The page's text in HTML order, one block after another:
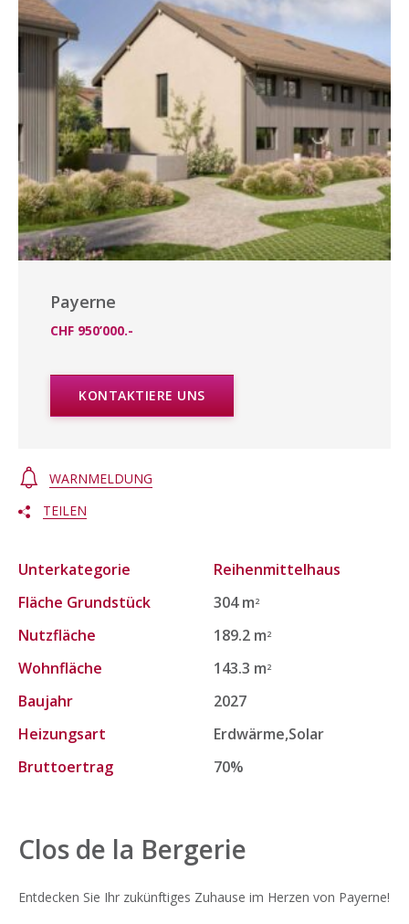
Payerne
CHF 950’000.-
KONTAKTIERE UNS
WARNMELDUNG
TEILEN
Unterkategorie
Reihenmittelhaus
Fläche Grundstück
304 m2
Nutzfläche 189.2 m2
Wohnfläche 143.3 m2
Baujahr
2027
Heizungsart
Erdwärme,Solar
Bruttoertrag
70%
Clos de la Bergerie
Entdecken Sie Ihr zukünftiges Zuhause im Herzen von Payerne!